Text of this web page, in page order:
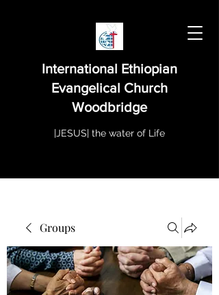
International Ethiopian
Evangelical Church
Woodbridge
|JESUS| the water of Life
Groups